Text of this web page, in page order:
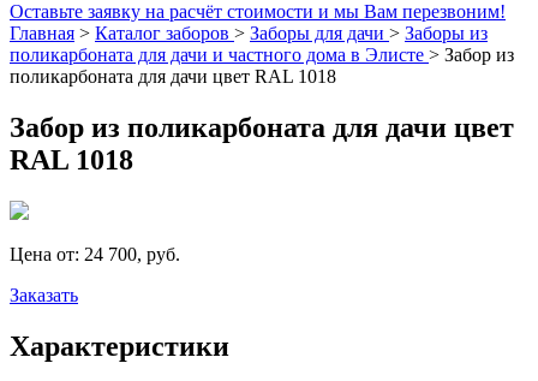
Оставьте заявку на расчёт стоимости и мы Вам перезвоним!
Главная > Каталог заборов > Заборы для дачи > Заборы из
поликарбоната для дачи и частного дома в Элисте > Забор из
поликарбоната для дачи цвет RAL 1018
Забор из поликарбоната для дачи цвет
RAL 1018
Цена от: 24 700, руб.
Заказать
Характеристики